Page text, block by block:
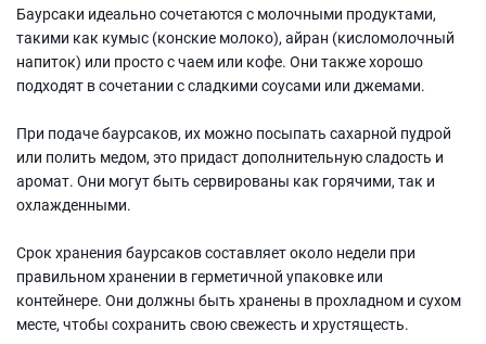
Баурсаки идеально сочетаются с молочными продуктами,
такими как кумыс (конские молоко), айран (кисломолочный
напиток) или просто с чаем или кофе. Они также хорошо
подходят в сочетании с сладкими соусами или джемами.
При подаче баурсаков, их можно посыпать сахарной пудрой
или полить медом, это придаст дополнительную сладость и
аромат. Они могут быть сервированы как горячими, так и
охлажденными.
Срок хранения баурсаков составляет около недели при
правильном хранении в герметичной упаковке или
контейнере. Они должны быть хранены в прохладном и сухом
месте, чтобы сохранить свою свежесть и хрустящесть.